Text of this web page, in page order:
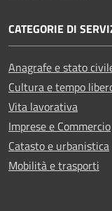
CATEGORIE DI
Anagrafe e stato
Cultura e tempo
Vita lavorativa
Imprese e Commercio
Catasto e urbanistica
Mobilità e trasporti